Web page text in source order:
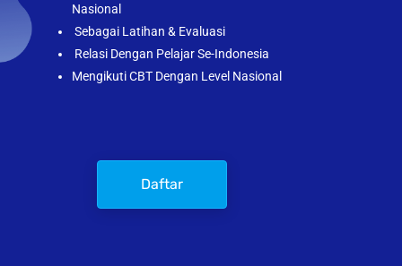
Nasional
Sebagai Latihan & Evaluasi
Relasi Dengan Pelajar Se-Indonesia
Mengikuti CBT Dengan Level Nasional
Daftar